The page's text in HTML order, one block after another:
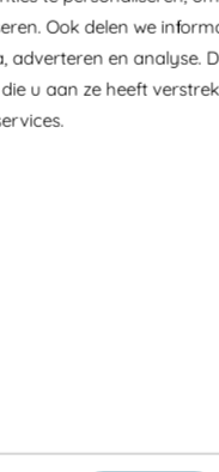
Ook delen we
en analyse.
u aan ze heeft